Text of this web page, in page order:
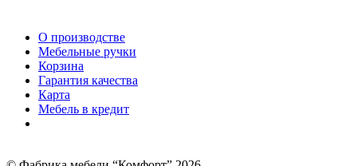
О производстве
Мебельные ручки
Корзина
Гарантия качества
Карта
Мебель в кредит